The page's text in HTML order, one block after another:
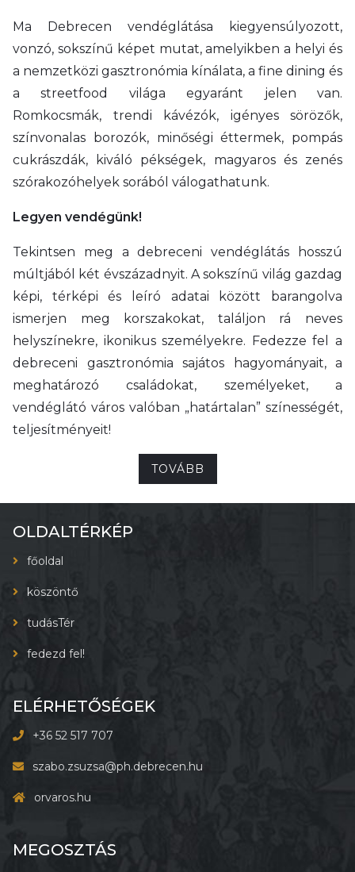
Ma Debrecen vendéglátása kiegyensúlyozott,
vonzó, sokszínű képet mutat, amelyikben a helyi és
a nemzetközi gasztronómia kínálata, a fine dining és
a streetfood világa egyaránt jelen van.
Romkocsmák, trendi kávézók, igényes sörözők,
színvonalas borozók, minőségi éttermek, pompás
cukrászdák, kiváló pékségek, magyaros és zenés
szórakozóhelyek sorából válogathatunk.
Legyen vendégünk!
Tekintsen meg a debreceni vendéglátás hosszú
múltjából két évszázadnyit. A sokszínű világ gazdag
képi, térképi és leíró adatai között barangolva
ismerjen meg korszakokat, találjon rá neves
helyszínekre, ikonikus személyekre. Fedezze fel a
debreceni gasztronómia sajátos hagyományait, a
meghatározó családokat, személyeket, a
vendéglátó város valóban „határtalan” színességét,
teljesítményeit!
TOVÁBB
OLDALTÉRKÉP
főoldal
köszöntő
tudásTér
fedezd fel!
ELÉRHETŐSÉGEK
+36 52 517 707
szabo.zsuzsa@ph.debrecen.hu
orvaros.hu
MEGOSZTÁS